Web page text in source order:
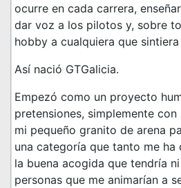
ocurre en cada carrera,
dar voz a los pilotos y, sobre
hobby a cualquiera que
Así nació GTGalicia.
Empezó como un proyecto
pretensiones, simplemente
mi pequeño granito de arena
una categoría que tanto me ha
la buena acogida que tendría
personas que me animarían a